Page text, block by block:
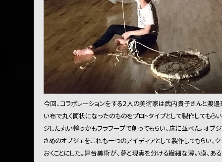
今回、コラボレーションをする２人の美術家は武内貴子さんと渡
い布で丸く筒状になったのものをプロトタイプとして製作してもら
ジした丸い輪っかもフラフープで創ってもらい、床に並べた。オブ
さめのオブジェをこれも一つのアイディアとして製作してもらい
おくことにした。舞台美術が、夢と現実を分ける繊細な薄い膜、あ